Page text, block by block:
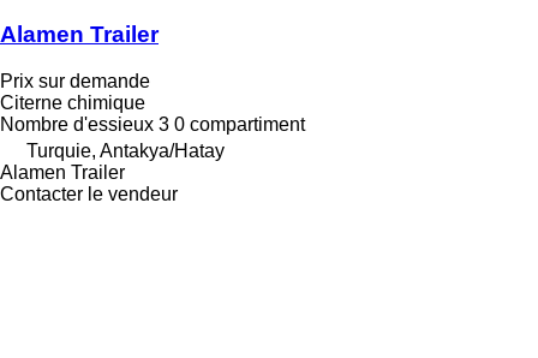
Alamen Trailer
Prix sur demande
Citerne chimique
Nombre d'essieux 3 0 compartiment
Turquie, Antakya/Hatay
Alamen Trailer
Contacter le vendeur